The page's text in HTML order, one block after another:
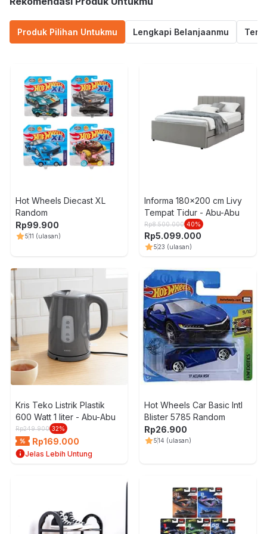
Produk Pilihan Untukmu Lengkapi Belanjaanmu
Hot Wheels Diecast XL
Random
Rp99.900
511 (ulasan)
Informa 180x200 cm Livy
Tempat Tidur - Abu-Abu
Rp8.500.000 40%
Rp5.099.000
523 (ulasan)
Kris Teko Listrik Plastik
600 Watt 1 liter - Abu-Abu
Rp249.900 32%
Rp169.000
Jelas Lebih Untung
Hot Wheels Car Basic Intl
Blister 5785 Random
Rp26.900
514 (ulasan)